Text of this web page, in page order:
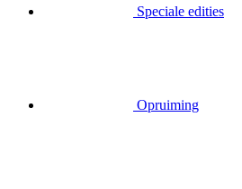
Speciale edities
Opruiming